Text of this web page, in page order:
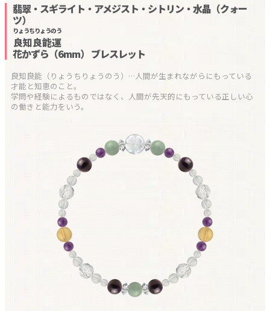
ピアス・イヤリング
リング
誕生石で選ぶ
色で選ぶ
干支石で選ぶ
星座石で選ぶ
石の名前で選ぶ
翡翠・スギライト・アメジスト・シトリン・水晶（クォー
ツ）
良知良能運
りょうちりょうのう
花かずら（6mm） ブレスレット
良知良能（りょうちりょうのう）…人間が生まれながらにもっている
才能と知恵のこと。
学問や経験によるものではなく、人間が先天的にもっている正しい心
の働きと能力をいう。